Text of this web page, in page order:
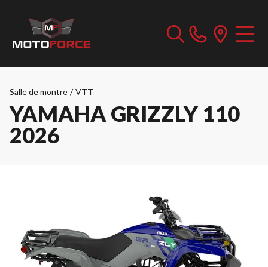
Salle de montre / VTT
YAMAHA GRIZZLY 110
2026